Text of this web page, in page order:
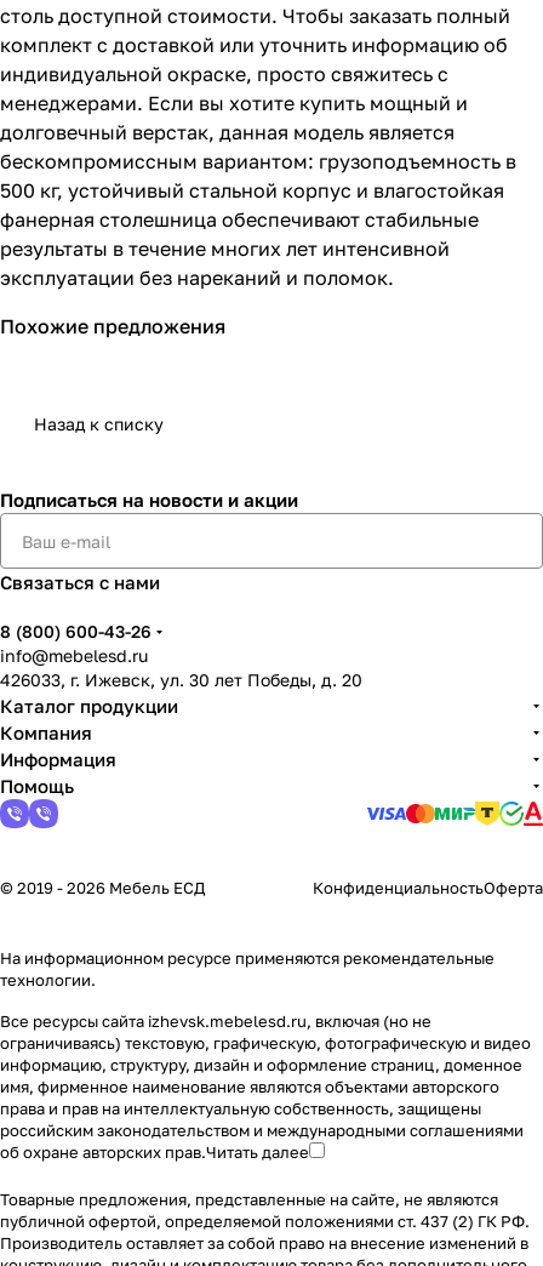
столь доступной стоимости. Чтобы заказать полный
комплект с доставкой или уточнить информацию об
индивидуальной окраске, просто свяжитесь с
менеджерами. Если вы хотите купить мощный и
долговечный верстак, данная модель является
бескомпромиссным вариантом: грузоподъемность в
500 кг, устойчивый стальной корпус и влагостойкая
фанерная столешница обеспечивают стабильные
результаты в течение многих лет интенсивной
эксплуатации без нареканий и поломок.
Похожие предложения
Назад к списку
Подписаться на новости и акции
Связаться с нами
8 (800) 600-43-26
info@mebelesd.ru
426033, г. Ижевск, ул. 30 лет Победы, д. 20
Каталог продукции
Компания
Информация
Помощь
© 2019 - 2026 Мебель ЕСД КонфиденциальностьОферта
На информационном ресурсе применяются рекомендательные
технологии.
Все ресурсы сайта izhevsk.mebelesd.ru, включая (но не
ограничиваясь) текстовую, графическую, фотографическую и видео
информацию, структуру, дизайн и оформление страниц, доменное
имя, фирменное наименование являются объектами авторского
права и прав на интеллектуальную собственность, защищены
российским законодательством и международными соглашениями
об охране авторских прав.Читать далее
Товарные предложения, представленные на сайте, не являются
публичной офертой, определяемой положениями ст. 437 (2) ГК РФ.
Производитель оставляет за собой право на внесение изменений в